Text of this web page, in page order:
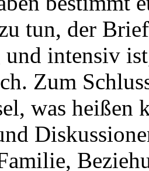
tun, der
und intensiv
Zum
was heißen